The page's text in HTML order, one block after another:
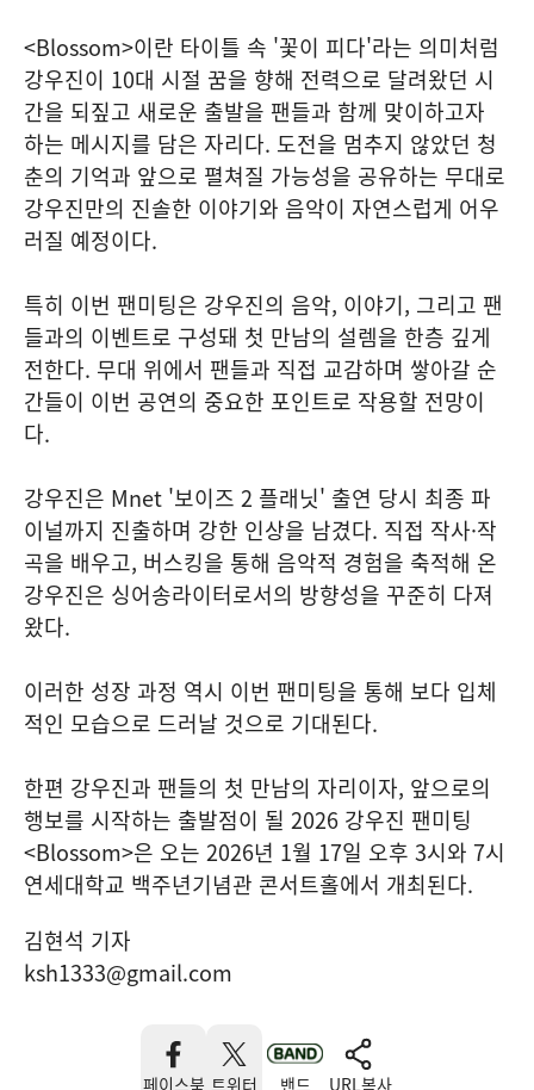
<Blossom>이란 타이틀 속 '꽃이 피다'라는 의미처럼
강우진이 10대 시절 꿈을 향해 전력으로 달려왔던 시
간을 되짚고 새로운 출발을 팬들과 함께 맞이하고자
하는 메시지를 담은 자리다. 도전을 멈추지 않았던 청
춘의 기억과 앞으로 펼쳐질 가능성을 공유하는 무대로
강우진만의 진솔한 이야기와 음악이 자연스럽게 어우
러질 예정이다.
특히 이번 팬미팅은 강우진의 음악, 이야기, 그리고 팬
들과의 이벤트로 구성돼 첫 만남의 설렘을 한층 깊게
전한다. 무대 위에서 팬들과 직접 교감하며 쌓아갈 순
간들이 이번 공연의 중요한 포인트로 작용할 전망이
다.
강우진은 Mnet '보이즈 2 플래닛' 출연 당시 최종 파
이널까지 진출하며 강한 인상을 남겼다. 직접 작사·작
곡을 배우고, 버스킹을 통해 음악적 경험을 축적해 온
강우진은 싱어송라이터로서의 방향성을 꾸준히 다져
왔다.
이러한 성장 과정 역시 이번 팬미팅을 통해 보다 입체
적인 모습으로 드러날 것으로 기대된다.
한편 강우진과 팬들의 첫 만남의 자리이자, 앞으로의
행보를 시작하는 출발점이 될 2026 강우진 팬미팅
<Blossom>은 오는 2026년 1월 17일 오후 3시와 7시
연세대학교 백주년기념관 콘서트홀에서 개최된다.
김현석 기자
ksh1333@gmail.com
페이스북 트위터 밴드 URL복사